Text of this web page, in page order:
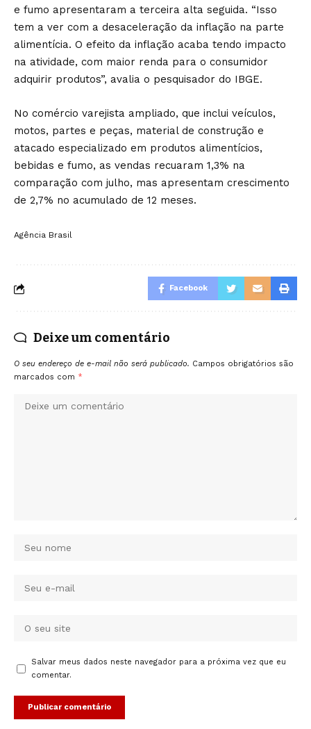
e fumo apresentaram a terceira alta seguida. “Isso
tem a ver com a desaceleração da inflação na parte
alimentícia. O efeito da inflação acaba tendo impacto
na atividade, com maior renda para o consumidor
adquirir produtos”, avalia o pesquisador do IBGE.
No comércio varejista ampliado, que inclui veículos,
motos, partes e peças, material de construção e
atacado especializado em produtos alimentícios,
bebidas e fumo, as vendas recuaram 1,3% na
comparação com julho, mas apresentam crescimento
de 2,7% no acumulado de 12 meses.
Agência Brasil
Facebook
Deixe um comentário
O seu endereço de e-mail não será publicado. Campos obrigatórios são
marcados com *
Salvar meus dados neste navegador para a próxima vez que eu
comentar.